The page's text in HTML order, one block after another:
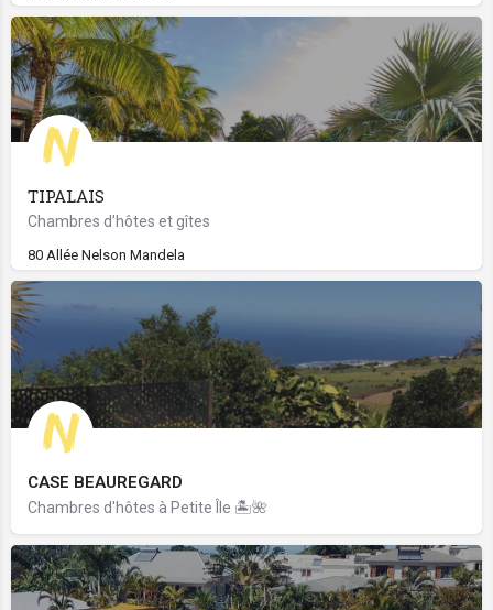
TIPALAIS
Chambres d’hôtes et gîtes
80 Allée Nelson Mandela
CASE BEAUREGARD
Chambres d'hôtes à Petite Île 🏝️🌺